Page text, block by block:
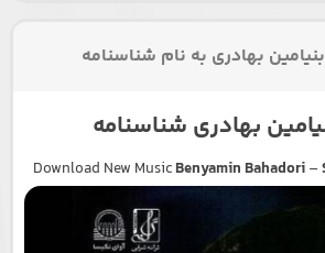
بهادری به نام شناسنامه
بهادری شناسنامه
Download New MusicBenyamin Bahadori–